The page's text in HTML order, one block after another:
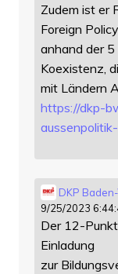
Zudem ist er
Foreign
anhand der 5
Koexistenz,
mit Ländern
https://dkp-
au
DKP
9/25/2023
Der 12-
Einladung
zur